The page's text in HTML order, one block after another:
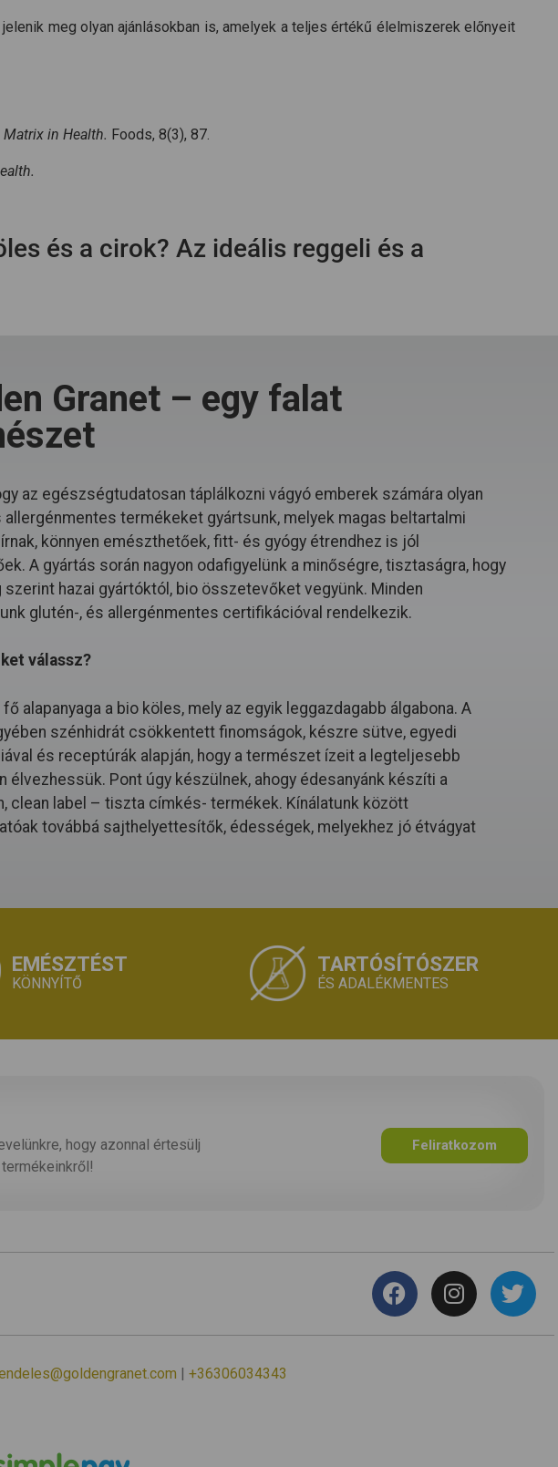
meg olyan ajánlásokban is, amelyek a teljes értékű élelmiszerek előnyeit
in Health. Foods, 8(3), 87.
és a cirok? Az ideális reggeli és a
Granet – egy falat
az egészségtudatosan táplálkozni vágyó emberek számára olyan
allergénmentes termékeket gyártsunk, melyek magas beltartalmi
könnyen emészthetőek, fitt- és gyógy étrendhez is jól
A gyártás során nagyon odafigyelünk a minőségre, tisztaságra, hogy
szerint hazai gyártóktól, bio összetevőket vegyünk. Minden
glutén-, és allergénmentes certifikációval rendelkezik.
válassz?
alapanyaga a bio köles, mely az egyik leggazdagabb álgabona. A
szénhidrát csökkentett finomságok, készre sütve, egyedi
és receptúrák alapján, hogy a természet ízeit a legteljesebb
élvezhessük. Pont úgy készülnek, ahogy édesanyánk készíti a
clean label – tiszta címkés- termékek. Kínálatunk között
továbbá sajthelyettesítők, édességek, melyekhez jó étvágyat
EMÉSZTÉST
KÖNNYÍTŐ
TARTÓSÍTÓSZER
ÉS ADALÉKMENTES
hogy azonnal értesülj
Feliratkozom
| +36306034343